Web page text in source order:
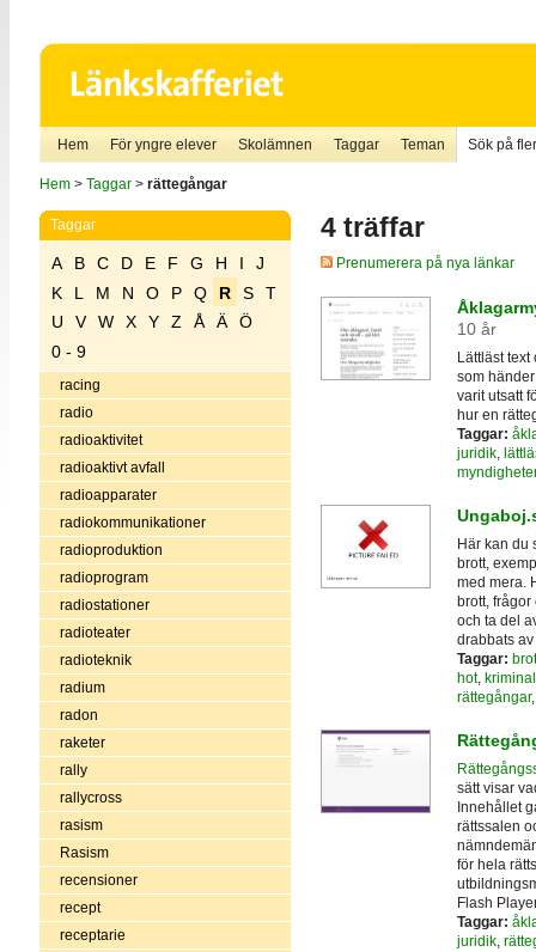
Hem För yngre elever Skolämnen Taggar Teman Sök på
Hem> Taggar> rättegångar
Taggar
A B C D E F G H I
J
K
L M N O P Q R S
T
U
V W X Y Z Å Ä
Ö
0 - 9
racing
radio
radioaktivitet
radioaktivt avfall
radioapparater
radiokommunikationer
radioproduktion
radioprogram
radiostationer
radioteater
radioteknik
radium
radon
raketer
rally
rallycross
rasism
Rasism
recensioner
recept
receptarie
4 träffar
Prenumerera på nya länkar
10 år
Lättläst
som
varit utsatt
hur en
Taggar:
juridik,
Här kan du
brott,
med mera.
brott,
och ta del
drabbats av
Taggar:
hot,
rättegångar
sätt visar
Innehållet
rättssalen
för hela
Flash
Taggar:
juridik,